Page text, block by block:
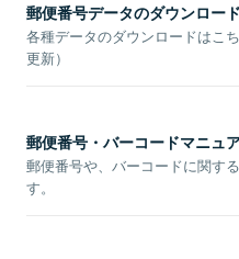
郵便番号データのダウンロード
各種データのダウンロードはこ
更新）
郵便番号・バーコードマニュ
郵便番号や、バーコードに関す
す。